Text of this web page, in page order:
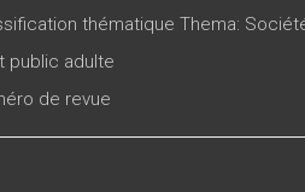
thématique Thema:
public adulte
de revue